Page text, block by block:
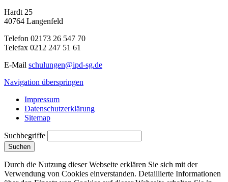
Hardt 25
40764 Langenfeld
Telefon 02173 26 547 70
Telefax 0212 247 51 61
E-Mail schulungen@ipd-sg.de
Navigation überspringen
Impressum
Datenschutzerklärung
Sitemap
Suchbegriffe
Suchen
Durch die Nutzung dieser Webseite erklären Sie sich mit der
Verwendung von Cookies einverstanden. Detaillierte Informationen